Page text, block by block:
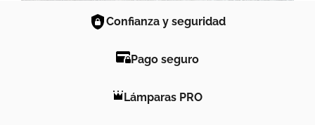
Confianza y seguridad
Pago seguro
Lámparas PRO